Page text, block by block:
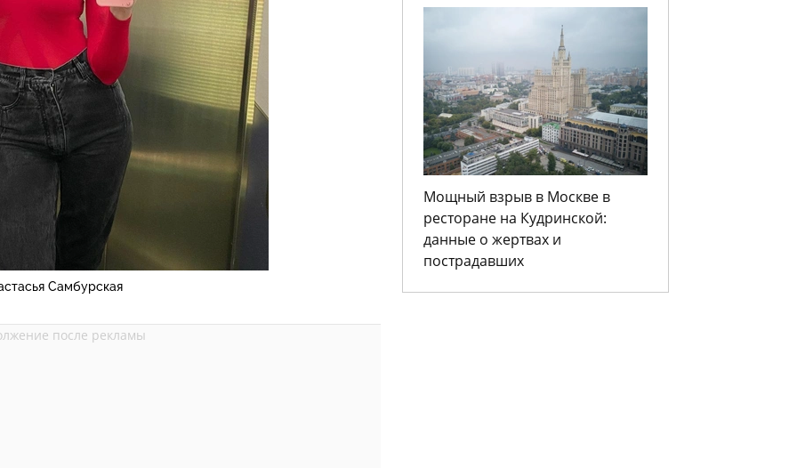
Самбурская
Мощный взрыв в Москве в
ресторане на Кудринской:
данные о жертвах и
пострадавших